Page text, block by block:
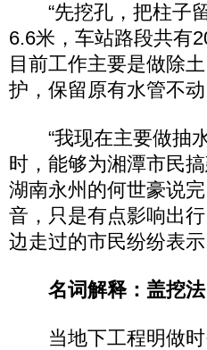
“先挖孔，把柱子留
6.6米，车站路段共有
目前工作主要是做除
护，保留原有水管不
“我现在主要做抽水
时，能够为湘潭市民
湖南永州的何世豪说
音，只是有点影响出
边走过的市民纷纷表示
名词解释：盖挖法
当地下工程明做时